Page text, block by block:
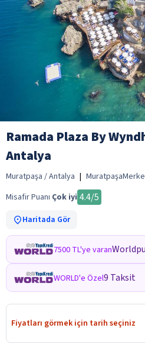
Ramada Plaza By
Antalya
Muratpaşa / Antalya | Muratpaşa
Misafir Puanı Çok iyi 4.4/5
Haritada Gör
7500 TL'ye varan
WORLD'e Özel9 Taksit
Fiyatları görmek için tarih seçiniz